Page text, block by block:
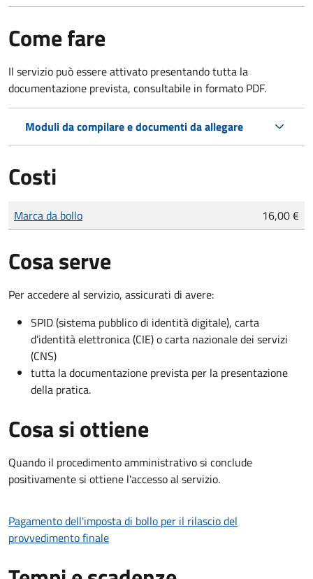
Come fare
Il servizio può essere attivato presentando tutta la
documentazione prevista, consultabile in formato PDF.
Moduli da compilare e documenti da allegare
Costi
Tipo di pagamento
Importo
Marca da bollo 16,00 €
Cosa serve
Per accedere al servizio, assicurati di avere:
SPID (sistema pubblico di identità digitale), carta
d’identità elettronica (CIE) o carta nazionale dei servizi
(CNS)
tutta la documentazione prevista per la presentazione
della pratica.
Cosa si ottiene
Quando il procedimento amministrativo si conclude
positivamente si ottiene l'accesso al servizio.
Pagamento dell'imposta di bollo per il rilascio del
provvedimento finale